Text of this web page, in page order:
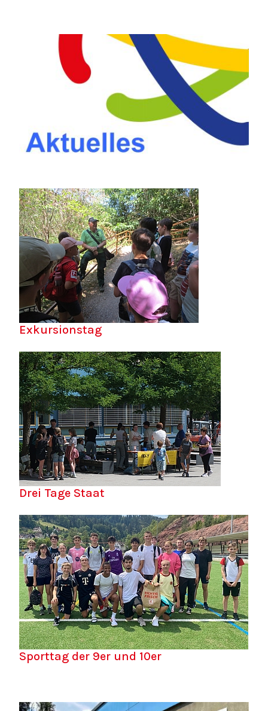
Exkursionstag
Drei Tage Staat
Sporttag der 9er und 10er